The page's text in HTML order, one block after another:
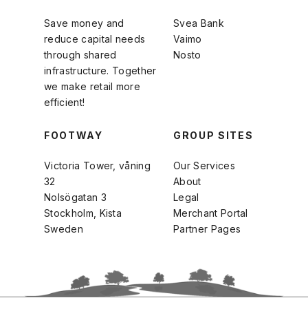
Save money and
reduce capital needs
through shared
infrastructure. Together
we make retail more
efficient!
Svea Bank
Vaimo
Nosto
FOOTWAY
Victoria Tower, våning
32
Nolsögatan 3
Stockholm, Kista
Sweden
GROUP SITES
Our Services
About
Legal
Merchant Portal
Partner Pages